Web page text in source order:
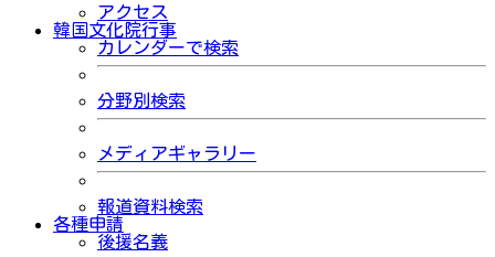
アクセス
韓国文化院行事
カレンダーで検索
分野別検索
メディアギャラリー
報道資料検索
各種申請
後援名義